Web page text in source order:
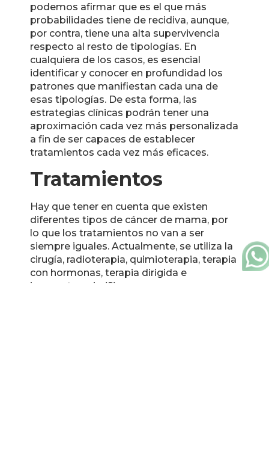
podemos afirmar que es el que más
probabilidades tiene de recidiva, aunque,
por contra, tiene una alta supervivencia
respecto al resto de tipologías. En
cualquiera de los casos, es esencial
identificar y conocer en profundidad los
patrones que manifiestan cada una de
esas tipologías. De esta forma, las
estrategias clínicas podrán tener una
aproximación cada vez más personalizada
a fin de ser capaces de establecer
tratamientos cada vez más eficaces.
Tratamientos
Hay que tener en cuenta que existen
diferentes tipos de cáncer de mama, por
lo que los tratamientos no van a ser
siempre iguales. Actualmente, se utiliza la
cirugía, radioterapia, quimioterapia, terapia
con hormonas, terapia dirigida e
inmunoterapia (9)